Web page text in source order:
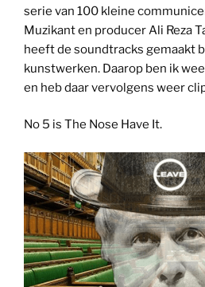
serie van 100 kleine
Muzikant en producer Ali Reza
heeft de soundtracks gemaakt
kunstwerken. Daarop ben ik
en heb daar vervolgens weer
No 5 is The Nose Have It.